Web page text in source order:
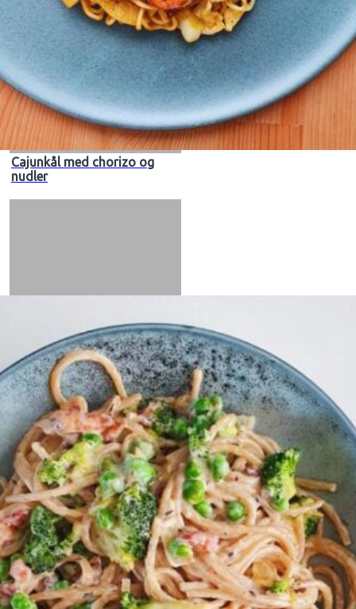
Cajunkål med chorizo og
nudler